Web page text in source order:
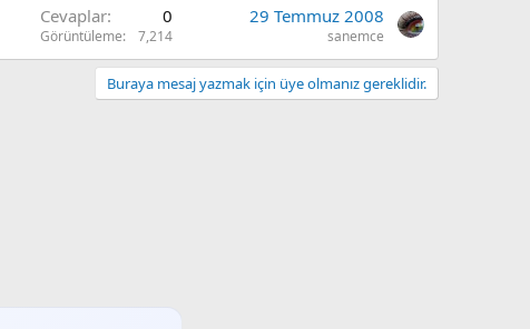
Cevaplar 0
Görüntüleme 7,214
29 Temmuz 2008
sanemce
Buraya mesaj yazmak için üye olmanız gereklidir.